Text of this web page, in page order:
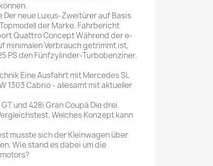
Der neue Luxus-Zweitürer auf Basis
der Marke. Fahrbericht
Quattro Concept Während der e-
minimalen Verbrauch getrimmt ist,
PS den Fünfzylinder-Turbobenziner.
Eine Ausfahrt mit Mercedes SL
1303 Cabrio - allesamt mit aktueller
und 428i Gran Coupä Die drei
Welches Konzept kann
musste sich der Kleinwagen über
Wie stand es dabei um die